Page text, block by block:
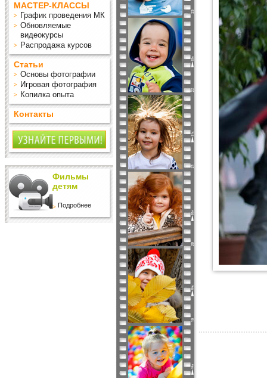
МАСТЕР-КЛАССЫ
График проведения МК
Обновляемые
видеокурсы
Распродажа курсов
Статьи
Основы фотографии
Игровая фотография
Копилка опыта
Контакты
Фильмы
детям
Подробнее